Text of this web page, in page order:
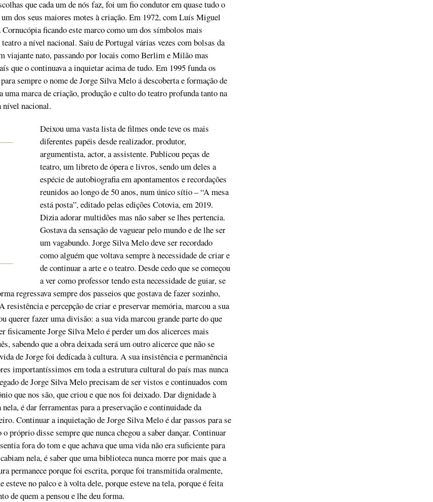
que cada um de nós faz, foi um fio condutor em quase tudo o
dos seus maiores motes à criação. Em 1972, com Luís Miguel
ficando este marco como um dos símbolos mais
a nível nacional. Saiu de Portugal várias vezes com bolsas da
viajante nato, passando por locais como Berlim e Milão mas
que o continuava a inquietar acima de tudo. Em 1995 funda os
sempre o nome de Jorge Silva Melo á descoberta e formação de
uma marca de criação, produção e culto do teatro profunda tanto na
nível nacional.
Deixou uma vasta lista de filmes onde teve os mais
diferentes papéis desde realizador, produtor,
argumentista, actor, a assistente. Publicou peças de
teatro, um libreto de ópera e livros, sendo um deles a
espécie de autobiografia em apontamentos e recordações
reunidos ao longo de 50 anos, num único sítio – “A mesa
está posta”, editado pelas edições Cotovia, em 2019.
Dizia adorar multidões mas não saber se lhes pertencia.
Gostava da sensação de vaguear pelo mundo e de lhe ser
um vagabundo. Jorge Silva Melo deve ser recordado
como alguém que voltava sempre à necessidade de criar e
de continuar a arte e o teatro. Desde cedo que se começou
a ver como professor tendo esta necessidade de guiar, se
regressava sempre dos passeios que gostava de fazer sozinho,
resistência e percepção de criar e preservar memória, marcou a sua
querer fazer uma divisão: a sua vida marcou grande parte do que
fisicamente Jorge Silva Melo é perder um dos alicerces mais
sabendo que a obra deixada será um outro alicerce que não se
de Jorge foi dedicada à cultura. A sua insistência e permanência
importantíssimos em toda a estrutura cultural do país mas nunca
de Jorge Silva Melo precisam de ser vistos e continuados com
que nos são, que criou e que nos foi deixado. Dar dignidade à
é dar ferramentas para a preservação e continuidade da
Continuar a inquietação de Jorge Silva Melo é dar passos para se
o próprio disse sempre que nunca chegou a saber dançar. Continuar
fora do tom e que achava que uma vida não era suficiente para
nela, é saber que uma biblioteca nunca morre por mais que a
permanece porque foi escrita, porque foi transmitida oralmente,
no palco e à volta dele, porque esteve na tela, porque é feita
de quem a pensou e lhe deu forma.